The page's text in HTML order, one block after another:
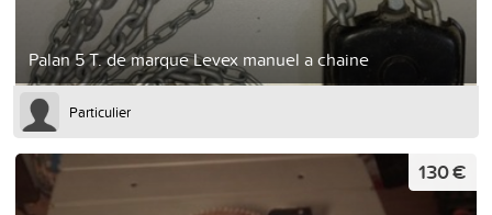
Palan 5 T. de marque Levex manuel a chaine
Particulier
130 €